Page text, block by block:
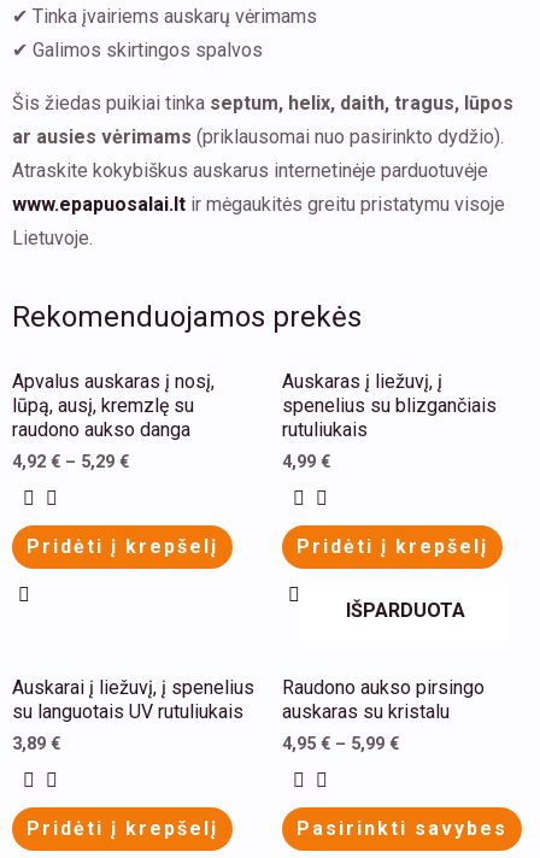
✔ Tinka įvairiems auskarų vėrimams
✔ Galimos skirtingos spalvos
Šis žiedas puikiai tinka septum, helix, daith, tragus, lūpos
ar ausies vėrimams (priklausomai nuo pasirinkto dydžio).
Atraskite kokybiškus auskarus internetinėje parduotuvėje
www.epapuosalai.lt ir mėgaukitės greitu pristatymu visoje
Lietuvoje.
Rekomenduojamos prekės
Apvalus auskaras į nosį,
lūpą, ausį, kremzlę su
raudono aukso danga
4,92 € – 5,29 €
Pridėti į krepšelį
This
product
has
multiple
variants.
The
options
on
the
product
page
Auskaras į liežuvį, į
spenelius su blizgančiais
rutuliukais
4,99 €
Pridėti į krepšelį
This
product
has
multiple
variants.
The
options
on
the
product
page
Auskarai į liežuvį, į spenelius
su languotais UV rutuliukais
3,89 €
Pridėti į krepšelį
This
product
has
multiple
variants.
IŠPARDUOTA
Raudono aukso pirsingo
auskaras su kristalu
4,95 € – 5,99 €
Pasirinkti savybes
This
product
has
multiple
variants.